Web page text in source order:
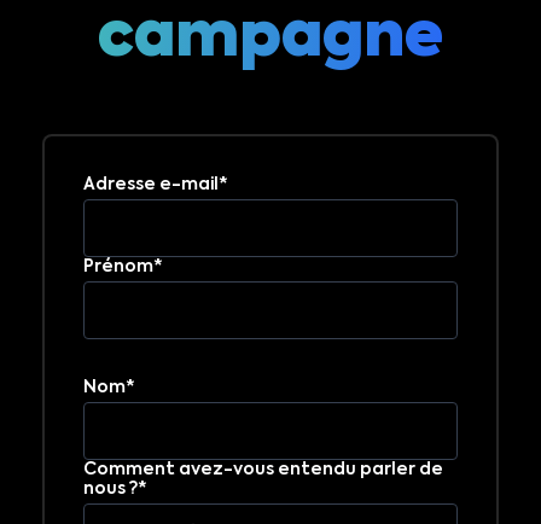
campagne
Adresse e-mail*
Prénom*
Nom*
Comment avez-vous entendu parler de
nous ?*